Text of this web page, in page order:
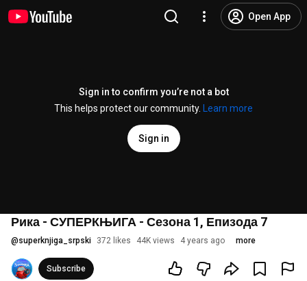
Open App
Sign in to confirm you’re not a bot
This helps protect our community.
Learn more
Sign in
Рика - СУПЕРКЊИГА - Сезона 1, Епизода 7
@superknjiga_srpski 372 likes 44K views 4 years ago more
Subscribe